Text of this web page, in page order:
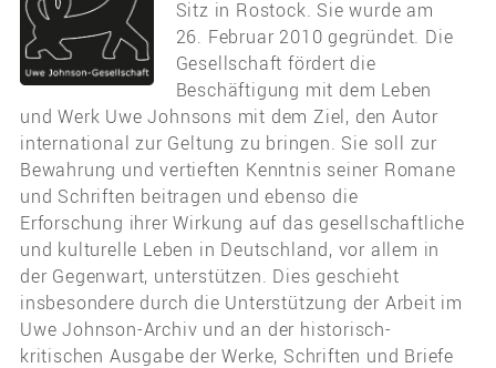
Sitz in Rostock. Sie wurde am
26. Februar 2010 gegründet. Die
Gesellschaft fördert die
Beschäftigung mit dem Leben
und Werk Uwe Johnsons mit dem Ziel, den Autor
international zur Geltung zu bringen. Sie soll zur
Bewahrung und vertieften Kenntnis seiner Romane
und Schriften beitragen und ebenso die
Erforschung ihrer Wirkung auf das gesellschaftliche
und kulturelle Leben in Deutschland, vor allem in
der Gegenwart, unterstützen. Dies geschieht
insbesondere durch die Unterstützung der Arbeit im
Uwe Johnson-Archiv und an der historisch-
kritischen Ausgabe der Werke, Schriften und Briefe